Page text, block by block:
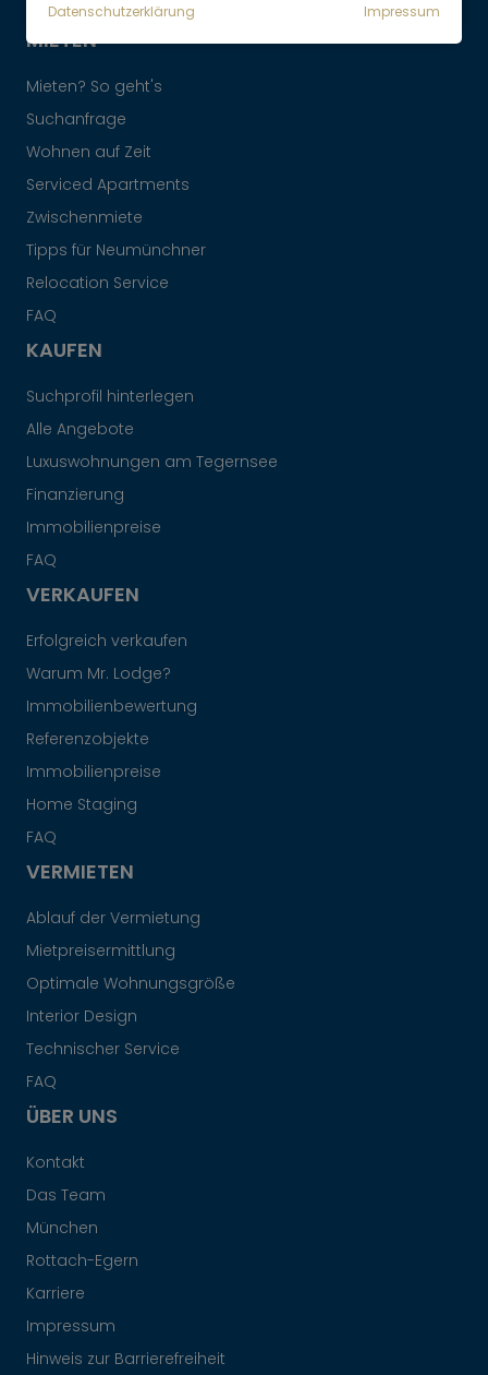
MIETEN
Mieten? So geht's
Suchanfrage
Wohnen auf Zeit
Serviced Apartments
Zwischenmiete
Tipps für Neumünchner
Relocation Service
FAQ
KAUFEN
Suchprofil hinterlegen
Alle Angebote
Luxuswohnungen am Tegernsee
Finanzierung
Immobilienpreise
FAQ
VERKAUFEN
Erfolgreich verkaufen
Warum Mr. Lodge?
Immobilienbewertung
Referenzobjekte
Immobilienpreise
Home Staging
FAQ
VERMIETEN
Ablauf der Vermietung
Mietpreisermittlung
Optimale Wohnungsgröße
Interior Design
Technischer Service
FAQ
ÜBER UNS
Kontakt
Das Team
München
Rottach-Egern
Karriere
Impressum
Hinweis zur Barrierefreiheit
Datenschutzerklärung
Impressum